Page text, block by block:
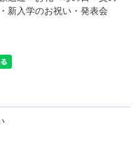
新入学のお祝い・発表会